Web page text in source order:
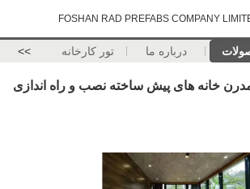
FOSHAN RAD PREFABS COMPANY
درباره ما تور کارخانه >>
خانه های پیش ساخته نصب و راه اندازی